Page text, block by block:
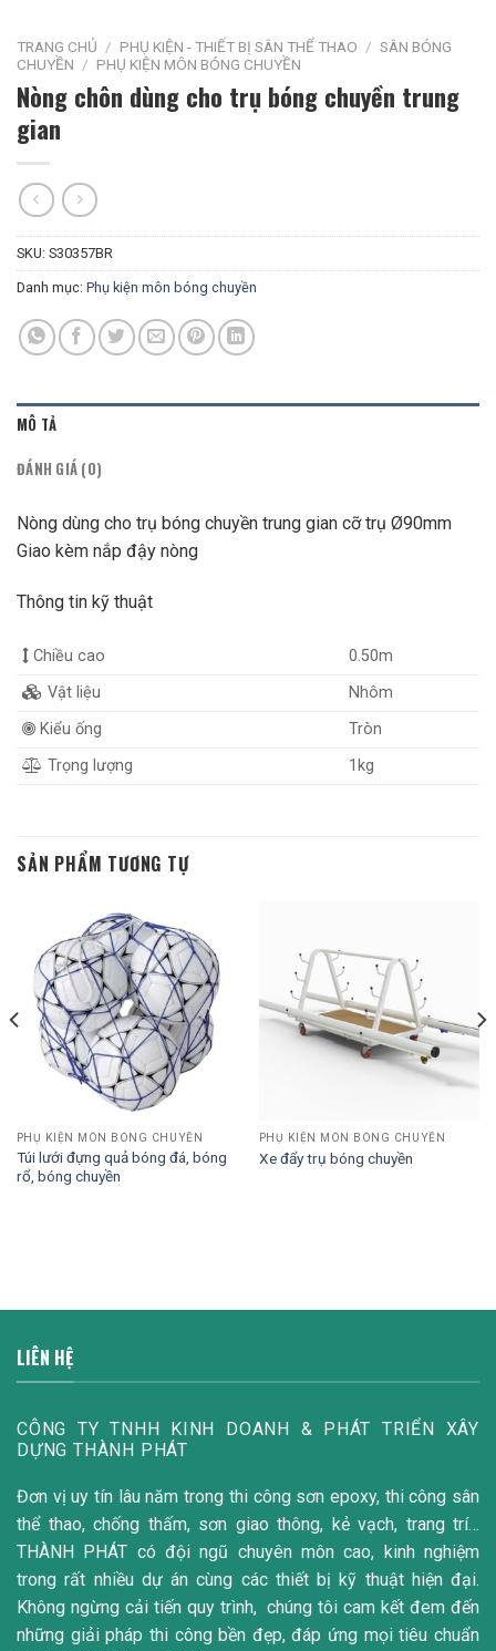
TRANG CHỦ / PHỤ KIỆN - THIẾT BỊ SÂN THỂ THAO / SÂN BÓNG
CHUYỀN / PHỤ KIỆN MÔN BÓNG CHUYỀN
Nòng chôn dùng cho trụ bóng chuyền trung
gian
SKU: S30357BR
Danh mục: Phụ kiện môn bóng chuyền
MÔ TẢ
ĐÁNH GIÁ (0)
Nòng dùng cho trụ bóng chuyền trung gian cỡ trụ Ø90mm
Giao kèm nắp đậy nòng
Thông tin kỹ thuật
Chiều cao
0.50m
Vật liệu
Nhôm
Kiểu ống
Tròn
Trọng lượng
1kg
SẢN PHẨM TƯƠNG TỰ
PHỤ KIỆN MÔN BÓNG CHUYỀN
Túi lưới đựng quả bóng đá, bóng
rổ, bóng chuyền
PHỤ KIỆN MÔN BÓNG CHUYỀN
Xe đẩy trụ bóng chuyền
LIÊN HỆ
CÔNG TY TNHH KINH DOANH & PHÁT TRIỂN XÂY
DỰNG THÀNH PHÁT
Đơn vị uy tín lâu năm trong thi công sơn epoxy, thi công sân
thể thao, chống thấm, sơn giao thông, kẻ vạch, trang trí…
THÀNH PHÁT có đội ngũ chuyên môn cao, kinh nghiệm
trong rất nhiều dự án cùng các thiết bị kỹ thuật hiện đại.
Không ngừng cải tiến quy trình, chúng tôi cam kết đem đến
những giải pháp thi công bền đẹp, đáp ứng mọi tiêu chuẩn